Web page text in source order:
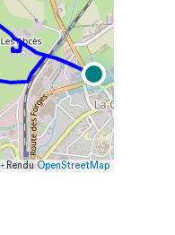
- RenduOpenStreetMap